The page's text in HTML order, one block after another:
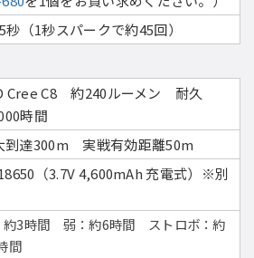
秒（1秒スパークで約45回）
Cree C8 約240ルーメン 耐久
時間
到達300m 実戦有効距離50m
（3.7V 4,600mAh 充電式）※別
約3時間 弱：約6時間 ストロボ：約
間